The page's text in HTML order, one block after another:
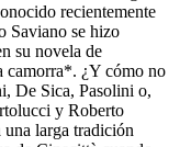
recientemente
Saviano se hizo
su novela de
camorra*. ¿Y cómo no
De Sica, Pasolini o,
y Roberto
una larga tradición